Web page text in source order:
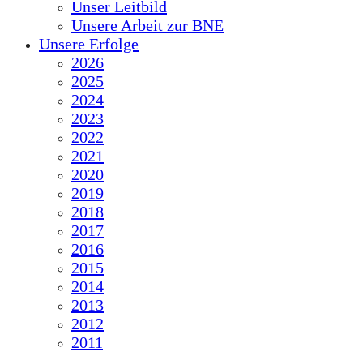
Unser Leitbild
Unsere Arbeit zur BNE
Unsere Erfolge
2026
2025
2024
2023
2022
2021
2020
2019
2018
2017
2016
2015
2014
2013
2012
2011